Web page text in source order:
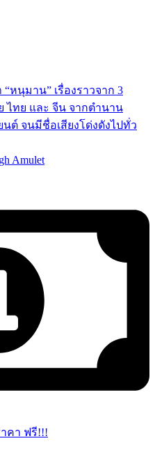
หนุมาน” เรื่องราวจาก 3
ไทย และ จีน จากตำนาน
ต์ จนมีชื่อเสียงโด่งดังไปทั่ว
Amulet
คา ฟรี!!!